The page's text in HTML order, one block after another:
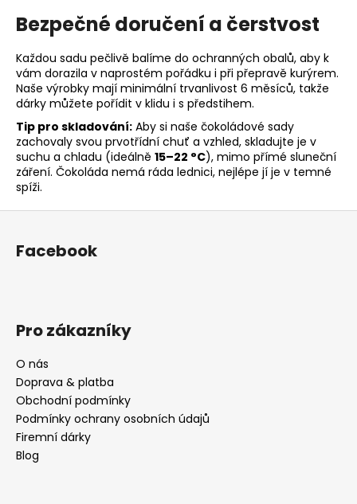
Bezpečné doručení a čerstvost
Každou sadu pečlivě balíme do ochranných obalů, aby k
vám dorazila v naprostém pořádku i při přepravě kurýrem.
Naše výrobky mají minimální trvanlivost 6 měsíců, takže
dárky můžete pořídit v klidu i s předstihem.
Tip pro skladování: Aby si naše čokoládové sady
zachovaly svou prvotřídní chuť a vzhled, skladujte je v
suchu a chladu (ideálně 15–22 °C), mimo přímé sluneční
záření. Čokoláda nemá ráda lednici, nejlépe jí je v temné
spíži.
Facebook
Pro zákazníky
O nás
Doprava & platba
Obchodní podmínky
Podmínky ochrany osobních údajů
Firemní dárky
Blog